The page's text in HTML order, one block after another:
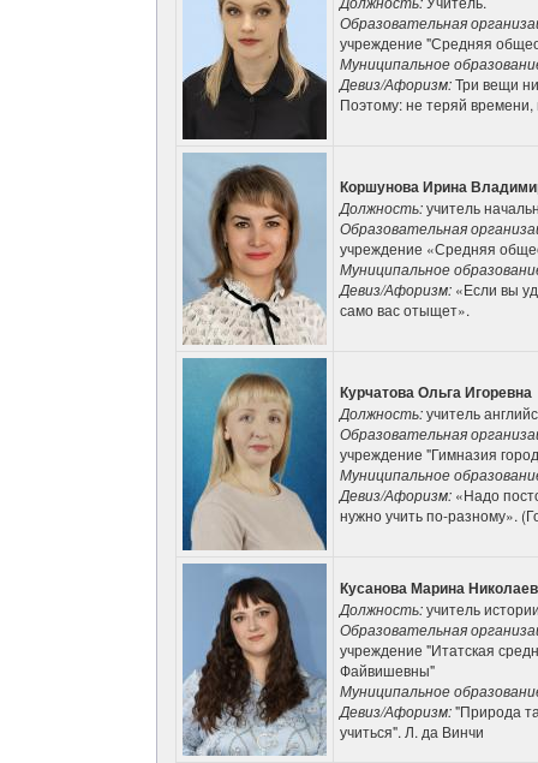
Образовательная
учреждение "Средняя
Муниципальное
Девиз/Афоризм:Три вещи
Поэтому: не теряй
Коршунова Ирина
Должность:учитель
Образовательная
учреждение «Средняя
Муниципальное
Девиз/Афоризм: «Если вы
само вас отыщет».
Курчатова Ольга Игоревна
Должность:учитель
Образовательная
учреждение "Гимназия
Муниципальное
Девиз/Афоризм: «Надо
нужно учить по-разному».
Кусанова Марина
Должность:учитель
Образовательная
учреждение "Итатская
Файвишевны"
Муниципальное
Девиз/Афоризм:"Природа
учиться". Л. да Винчи